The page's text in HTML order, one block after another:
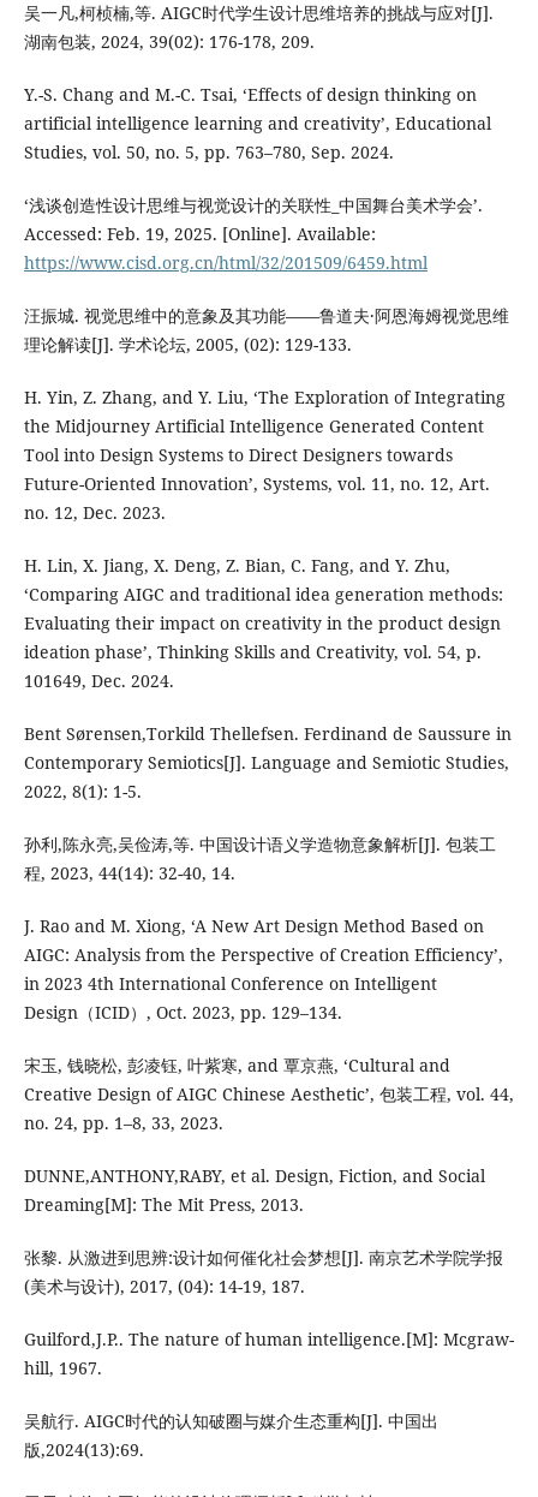
吴一凡,柯桢楠,等. AIGC时代学生设计思维培养的挑战与应对[J].
湖南包装, 2024, 39(02): 176-178, 209.
Y.-S. Chang and M.-C. Tsai, ‘Effects of design thinking on
artificial intelligence learning and creativity’, Educational
Studies, vol. 50, no. 5, pp. 763–780, Sep. 2024.
‘浅谈创造性设计思维与视觉设计的关联性_中国舞台美术学会’.
Accessed: Feb. 19, 2025. [Online]. Available:
https://www.cisd.org.cn/html/32/201509/6459.html
汪振城. 视觉思维中的意象及其功能——鲁道夫·阿恩海姆视觉思维
理论解读[J]. 学术论坛, 2005, (02): 129-133.
H. Yin, Z. Zhang, and Y. Liu, ‘The Exploration of Integrating
the Midjourney Artificial Intelligence Generated Content
Tool into Design Systems to Direct Designers towards
Future-Oriented Innovation’, Systems, vol. 11, no. 12, Art.
no. 12, Dec. 2023.
H. Lin, X. Jiang, X. Deng, Z. Bian, C. Fang, and Y. Zhu,
‘Comparing AIGC and traditional idea generation methods:
Evaluating their impact on creativity in the product design
ideation phase’, Thinking Skills and Creativity, vol. 54, p.
101649, Dec. 2024.
Bent Sørensen,Torkild Thellefsen. Ferdinand de Saussure in
Contemporary Semiotics[J]. Language and Semiotic Studies,
2022, 8(1): 1-5.
孙利,陈永亮,吴俭涛,等. 中国设计语义学造物意象解析[J]. 包装工
程, 2023, 44(14): 32-40, 14.
J. Rao and M. Xiong, ‘A New Art Design Method Based on
AIGC: Analysis from the Perspective of Creation Efficiency’,
in 2023 4th International Conference on Intelligent
Design（ICID）, Oct. 2023, pp. 129–134.
宋玉, 钱晓松, 彭凌钰, 叶紫寒, and 覃京燕, ‘Cultural and
Creative Design of AIGC Chinese Aesthetic’, 包装工程, vol. 44,
no. 24, pp. 1–8, 33, 2023.
DUNNE,ANTHONY,RABY, et al. Design, Fiction, and Social
Dreaming[M]: The Mit Press, 2013.
张黎. 从激进到思辨:设计如何催化社会梦想[J]. 南京艺术学院学报
(美术与设计), 2017, (04): 14-19, 187.
Guilford,J.P.. The nature of human intelligence.[M]: Mcgraw-
hill, 1967.
吴航行. AIGC时代的认知破圈与媒介生态重构[J]. 中国出
版,2024(13):69.